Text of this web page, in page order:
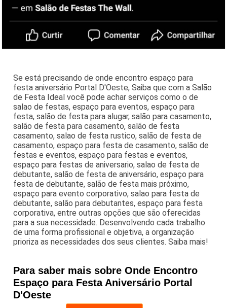
Se está precisando de onde encontro espaço para
festa aniversário Portal D'Oeste, Saiba que com a Salão
de Festa Ideal você pode achar serviços como o de
salao de festas, espaço para eventos, espaço para
festa, salão de festa para alugar, salão para casamento,
salão de festa para casamento, salão de festa
casamento, salao de festa rustico, salão de festa de
casamento, espaço para festa de casamento, salão de
festas e eventos, espaço para festas e eventos,
espaço para festas de aniversario, salao de festa de
debutante, salão de festa de aniversário, espaço para
festa de debutante, salão de festa mais próximo,
espaço para evento corporativo, salao para festa de
debutante, salão para debutantes, espaço para festa
corporativa, entre outras opções que são oferecidas
para a sua necessidade. Desenvolvendo cada trabalho
de uma forma profissional e objetiva, a organização
prioriza as necessidades dos seus clientes. Saiba mais!
Para saber mais sobre Onde Encontro
Espaço para Festa Aniversário Portal
D'Oeste